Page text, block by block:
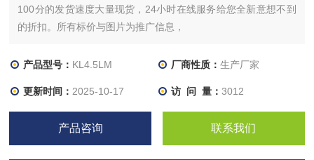
100分的发货速度大量现货，24小时在线服务给您全新意想不到
的折扣。所有标价与图片为推广信息，
产品型号： KL4.5LM 厂商性质： 生产厂家
更新时间： 2025-10-17 访 问 量： 3012
产品咨询 联系我们